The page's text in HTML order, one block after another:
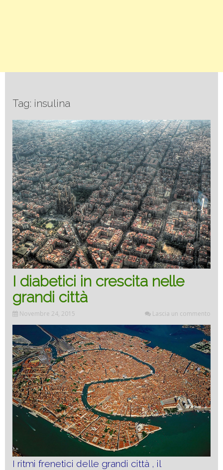
Tag: insulina
I diabetici in crescita nelle
grandi città
Novembre 24, 2015 Lascia un commento
I ritmi frenetici delle grandi città , il